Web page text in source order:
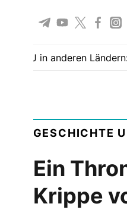
UOJ in anderen
GESCHICHTE
Ein
Krippe